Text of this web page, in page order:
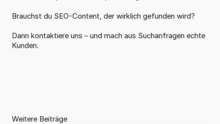
Brauchst du SEO-Content, der wirklich gefunden wird?
Dann kontaktiere uns – und mach aus Suchanfragen echte
Kunden.
Weitere Beiträge